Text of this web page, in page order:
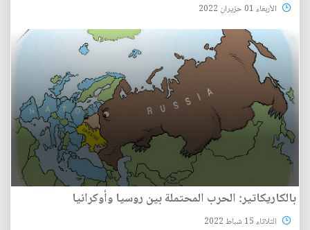
الأربعاء 01 حزيران 2022
بالكاريكاتير: الحرب المحتملة بين روسيا وأوكرانيا
الثلاثاء 15 شباط 2022